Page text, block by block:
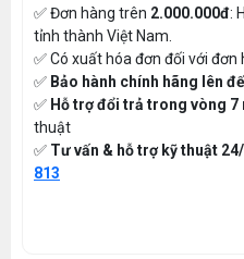
✅ Đơn hàng trên 2.000.000đ:
tỉnh thành Việt Nam.
✅ Có xuất hóa đơn đối với đơn
✅ Bảo hành chính hãng lên
✅ Hỗ trợ đổi trả trong vòng 7
thuật
✅ Tư vấn & hỗ trợ kỹ thuật
813